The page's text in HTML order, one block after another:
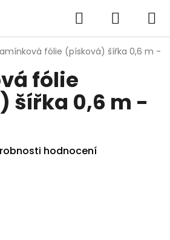
Hledat
KOŠÍK
fólie (písková) šířka 0,6 m -
fólie
šířka 0,6 m -
hodnocení